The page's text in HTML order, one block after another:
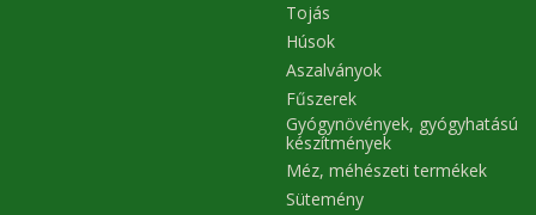
Tojás
Húsok
Aszalványok
Fűszerek
Gyógynövények, gyógyhatású
készítmények
Méz, méhészeti termékek
Sütemény